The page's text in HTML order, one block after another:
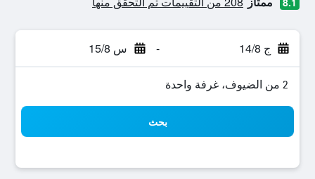
ج 14/8 - س 15/8
2 من الضيوف، غرفة واحدة
بحث